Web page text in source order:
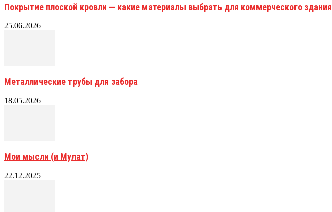
Покрытие плоской кровли — какие материалы выбрать для коммерческого здания
25.06.2026
Металлические трубы для забора
18.05.2026
Мои мысли (и Мулат)
22.12.2025